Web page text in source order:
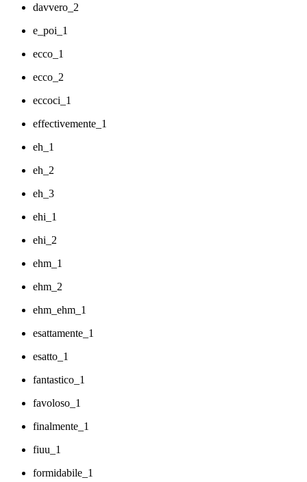
davvero_2
e_poi_1
ecco_1
ecco_2
eccoci_1
effectivemente_1
eh_1
eh_2
eh_3
ehi_1
ehi_2
ehm_1
ehm_2
ehm_ehm_1
esattamente_1
esatto_1
fantastico_1
favoloso_1
finalmente_1
fiuu_1
formidabile_1